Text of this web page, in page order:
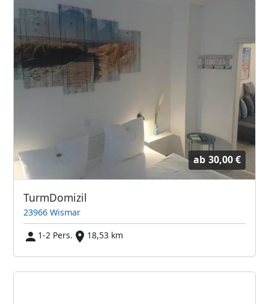
ab 30,00 €
TurmDomizil
23966 Wismar
1-2 Pers.
18,53 km